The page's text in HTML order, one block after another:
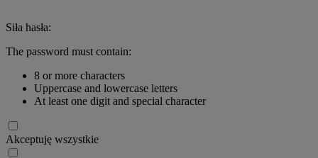
Siła hasła:
The password must contain:
8 or more characters
Uppercase and lowercase letters
At least one digit and special character
Akceptuję wszystkie